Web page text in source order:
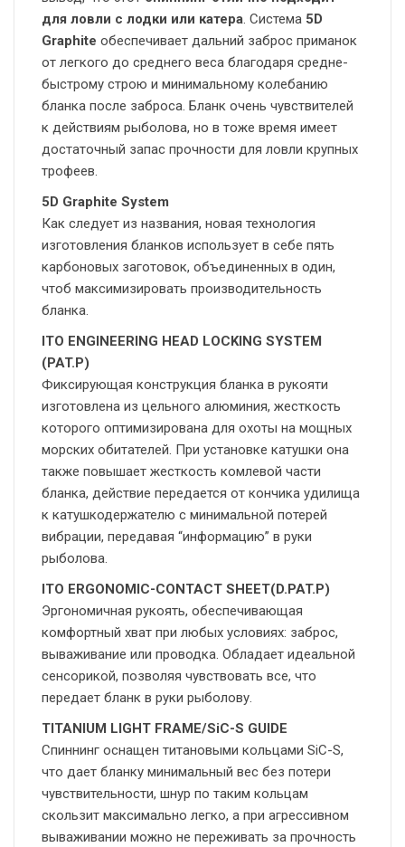
для ловли с лодки или катера. Система 5D
Graphite обеспечивает дальний заброс приманок
от легкого до среднего веса благодаря средне-
быстрому строю и минимальному колебанию
бланка после заброса. Бланк очень чувствителей
к действиям рыболова, но в тоже время имеет
достаточный запас прочности для ловли крупных
трофеев.
5D Graphite System
Как следует из названия, новая технология
изготовления бланков использует в себе пять
карбоновых заготовок, объединенных в один,
чтоб максимизировать производительность
бланка.
ITO ENGINEERING HEAD LOCKING SYSTEM
(PAT.P)
Фиксирующая конструкция бланка в рукояти
изготовлена ​​из цельного алюминия, жесткость
которого оптимизирована для охоты на мощных
морских обитателей. При установке катушки она
также повышает жесткость комлевой части
бланка, действие передается от кончика удилища
к катушкодержателю с минимальной потерей
вибрации, передавая “информацию” в руки
рыболова.
ITO ERGONOMIC-CONTACT SHEET(D.PAT.P)
Эргономичная рукоять, обеспечивающая
комфортный хват при любых условиях: заброс,
вываживание или проводка. Обладает идеальной
сенсорикой, позволяя чувствовать все, что
передает бланк в руки рыболову.
TITANIUM LIGHT FRAME/SiC-S GUIDE
Спиннинг оснащен титановыми кольцами SiC-S,
что дает бланку минимальный вес без потери
чувствительности, шнур по таким кольцам
скользит максимально легко, а при агрессивном
вываживании можно не переживать за прочность